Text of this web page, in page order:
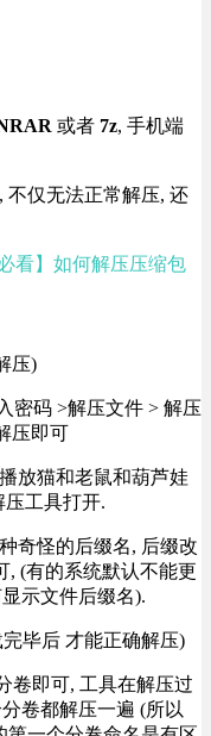
或者 7z, 手机端
不仅无法正常解压, 还
看】如何解压压缩包
压)
密码 >解压文件 > 解压
压即可
放猫和老鼠和葫芦娃
压工具打开.
奇怪的后缀名, 后缀改
, (有的系统默认不能更
示文件后缀名).
毕后 才能正确解压)
卷即可, 工具在解压过
卷都解压一遍 (所以